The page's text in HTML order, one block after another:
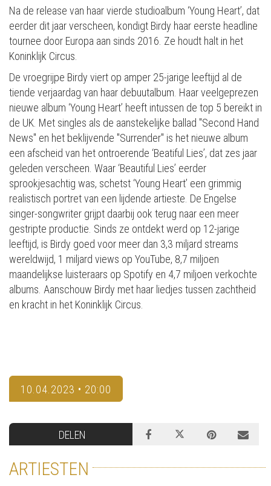
Na de release van haar vierde studioalbum ‘Young Heart’, dat
eerder dit jaar verscheen, kondigt Birdy haar eerste headline
tournee door Europa aan sinds 2016. Ze houdt halt in het
Koninklijk Circus.
De vroegrijpe Birdy viert op amper 25-jarige leeftijd al de
tiende verjaardag van haar debuutalbum. Haar veelgeprezen
nieuwe album ‘Young Heart’ heeft intussen de top 5 bereikt in
de UK. Met singles als de aanstekelijke ballad "Second Hand
News" en het beklijvende "Surrender" is het nieuwe album
een afscheid van het ontroerende ‘Beatiful Lies’, dat zes jaar
geleden verscheen. Waar ‘Beautiful Lies’ eerder
sprookjesachtig was, schetst ‘Young Heart’ een grimmig
realistisch portret van een lijdende artieste. De Engelse
singer-songwriter grijpt daarbij ook terug naar een meer
gestripte productie. Sinds ze ontdekt werd op 12-jarige
leeftijd, is Birdy goed voor meer dan 3,3 miljard streams
wereldwijd, 1 miljard views op YouTube, 8,7 miljoen
maandelijkse luisteraars op Spotify en 4,7 miljoen verkochte
albums. Aanschouw Birdy met haar liedjes tussen zachtheid
en kracht in het Koninklijk Circus.
10.04.2023 • 20:00
DELEN
ARTIESTEN